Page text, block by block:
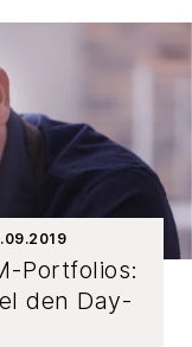
Portfolios:
den Day-